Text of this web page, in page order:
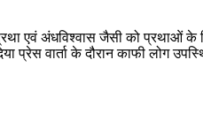
एवं अंधविश्वास जैसी को
प्रेस वार्ता के दौरान काफी लोग